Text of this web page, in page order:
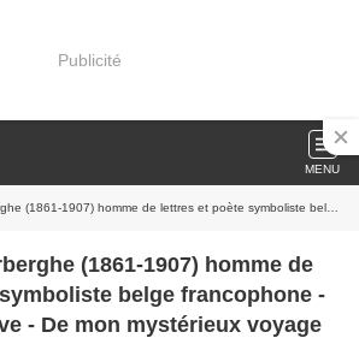
Publicité
MENU
de lettres et poète symboliste belge francophone - La chanson d'Eve - De mon mystérieux voyage
(1861-1907) homme de
belge francophone -
- De mon mystérieux voyage